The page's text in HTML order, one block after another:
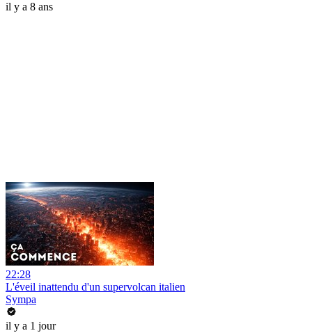
il y a 8 ans
22:28
L'éveil inattendu d'un supervolcan italien
Sympa
il y a 1 jour